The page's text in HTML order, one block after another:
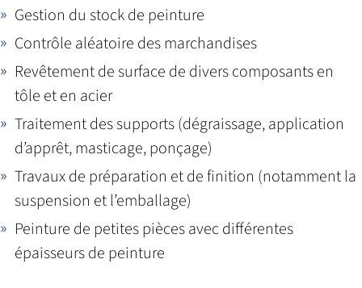
Gestion du stock de peinture
Contrôle aléatoire des marchandises
Revêtement de surface de divers composants en
tôle et en acier
Traitement des supports (dégraissage, application
d’apprêt, masticage, ponçage)
Travaux de préparation et de finition (notamment la
suspension et l’emballage)
Peinture de petites pièces avec différentes
épaisseurs de peinture